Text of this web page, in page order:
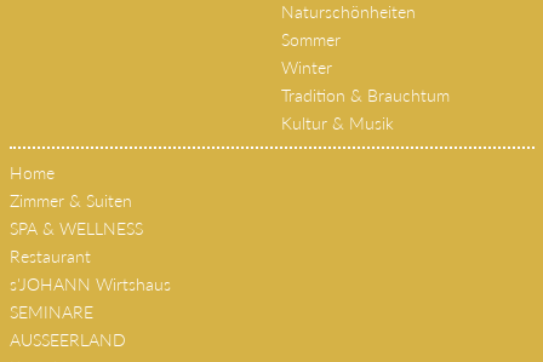
Naturschönheiten
Sommer
Winter
Tradition & Brauchtum
Kultur & Musik
Home
Zimmer & Suiten
SPA & WELLNESS
Restaurant
s'JOHANN Wirtshaus
SEMINARE
AUSSEERLAND